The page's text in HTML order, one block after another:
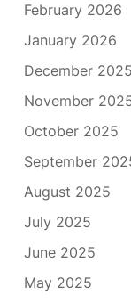
February 2026
January 2026
December 2025
November
October 2025
September
August 2025
July 2025
June 2025
May 2025